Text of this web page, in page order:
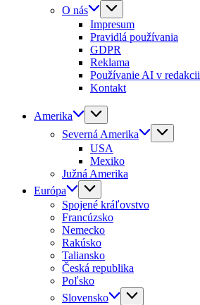
O nás
Impresum
Pravidlá používania
GDPR
Reklama
Používanie AI v redakcii
Kontakt
Amerika
Severná Amerika
USA
Mexiko
Južná Amerika
Európa
Spojené kráľovstvo
Francúzsko
Nemecko
Rakúsko
Taliansko
Česká republika
Poľsko
Slovensko